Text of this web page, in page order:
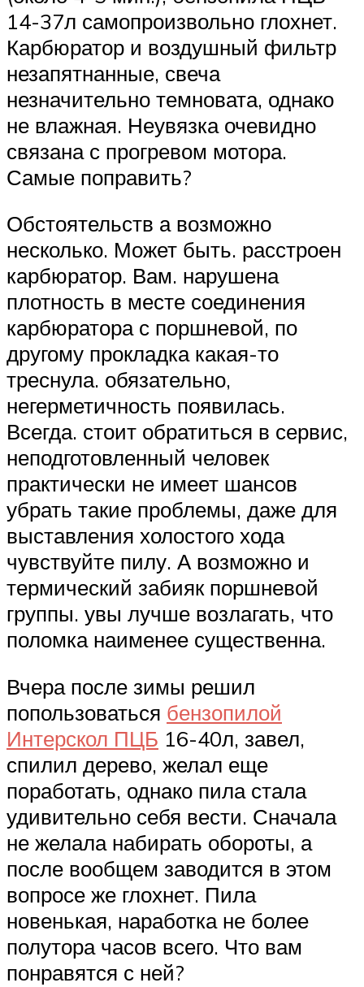
14-37л самопроизвольно глохнет.
Карбюратор и воздушный фильтр
незапятнанные, свеча
незначительно темновата, однако
не влажная. Неувязка очевидно
связана с прогревом мотора.
Самые поправить?
Обстоятельств а возможно
несколько. Может быть. расстроен
карбюратор. Вам. нарушена
плотность в месте соединения
карбюратора с поршневой, по
другому прокладка какая-то
треснула. обязательно,
негерметичность появилась.
Всегда. стоит обратиться в сервис,
неподготовленный человек
практически не имеет шансов
убрать такие проблемы, даже для
выставления холостого хода
чувствуйте пилу. А возможно и
термический забияк поршневой
группы. увы лучше возлагать, что
поломка наименее существенна.
Вчера после зимы решил
попользоваться бензопилой
Интерскол ПЦБ 16-40л, завел,
спилил дерево, желал еще
поработать, однако пила стала
удивительно себя вести. Сначала
не желала набирать обороты, а
после вообщем заводится в этом
вопросе же глохнет. Пила
новенькая, наработка не более
полутора часов всего. Что вам
понравятся с ней?